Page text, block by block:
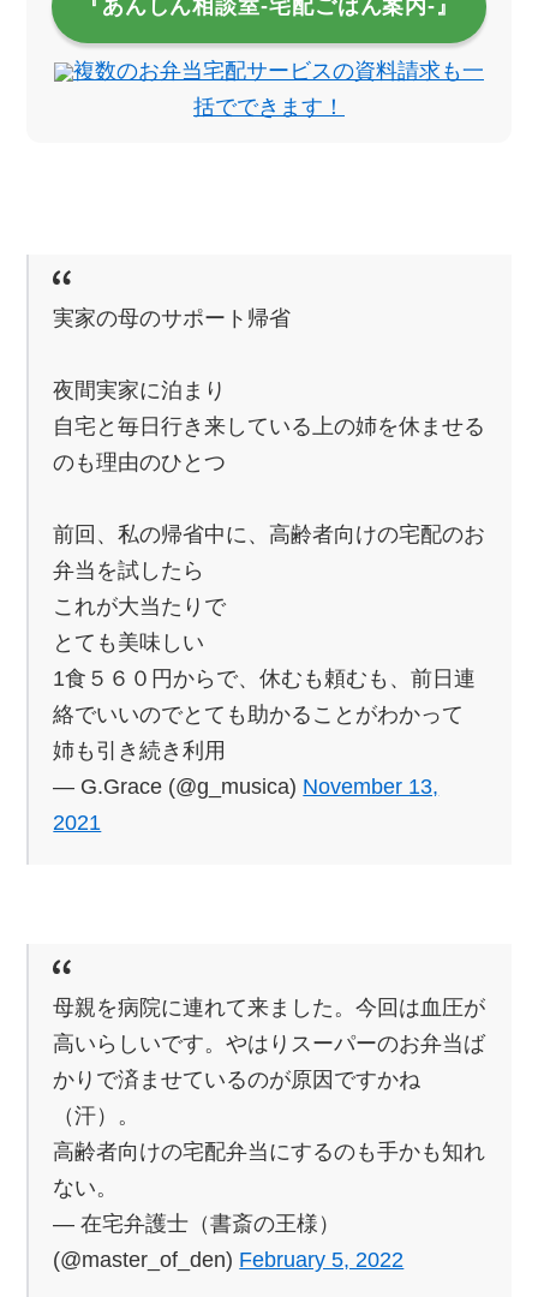
『あんしん相談室‐宅配ごはん案内‐』
複数のお弁当宅配サービスの資料請求も一
括でできます！
実家の母のサポート帰省
夜間実家に泊まり
自宅と毎日行き来している上の姉を休ませる
のも理由のひとつ
前回、私の帰省中に、高齢者向けの宅配のお
弁当を試したら
これが大当たりで
とても美味しい
1食５６０円からで、休むも頼むも、前日連
絡でいいのでとても助かることがわかって
姉も引き続き利用
— G.Grace (@g_musica) November 13,
2021
母親を病院に連れて来ました。今回は血圧が
高いらしいです。やはりスーパーのお弁当ば
かりで済ませているのが原因ですかね
（汗）。
高齢者向けの宅配弁当にするのも手かも知れ
ない。
— 在宅弁護士（書斎の王様）
(@master_of_den) February 5, 2022